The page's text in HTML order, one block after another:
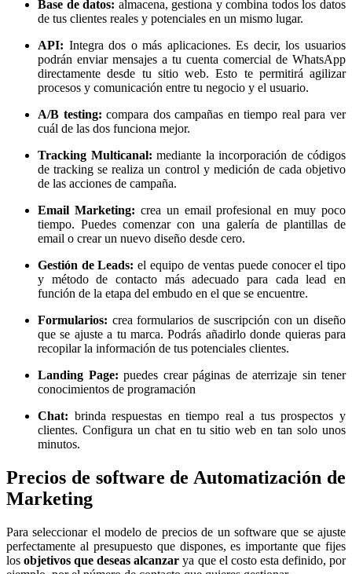
Base de datos: almacena, gestiona y combina todos los datos
de tus clientes reales y potenciales en un mismo lugar.
API: Integra dos o más aplicaciones. Es decir, los usuarios
podrán enviar mensajes a tu cuenta comercial de WhatsApp
directamente desde tu sitio web. Esto te permitirá agilizar
procesos y comunicación entre tu negocio y el usuario.
A/B testing:compara dos campañas en tiempo real para ver
cuál de las dos funciona mejor.
Tracking Multicanal: mediante la incorporación de códigos
de tracking se realiza un control y medición de cada objetivo
de las acciones de campaña.
Email Marketing: crea un email profesional en muy poco
tiempo. Puedes comenzar con una galería de plantillas de
email o crear un nuevo diseño desde cero.
Gestión de Leads: el equipo de ventas puede conocer el tipo
y método de contacto más adecuado para cada lead en
función de la etapa del embudo en el que se encuentre.
Formularios: crea formularios de suscripción con un diseño
que se ajuste a tu marca. Podrás añadirlo donde quieras para
recopilar la información de tus potenciales clientes.
Landing Page: puedes crear páginas de aterrizaje sin tener
conocimientos de programación
Chat: brinda respuestas en tiempo real a tus prospectos y
clientes. Configura un chat en tu sitio web en tan solo unos
minutos.
Precios de software de Automatización de
Marketing
Para seleccionar el modelo de precios de un software que se ajuste
perfectamente al presupuesto que dispones, es importante que fijes
losobjetivos que deseas alcanzar ya que el costo esta definido, por